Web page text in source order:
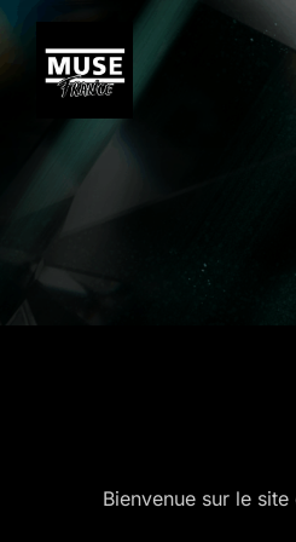
Aller
contenu
Bienvenue sur le